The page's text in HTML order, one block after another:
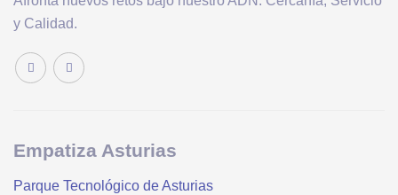
y Calidad.
Empatiza Asturias
Parque Tecnológico de Asturias